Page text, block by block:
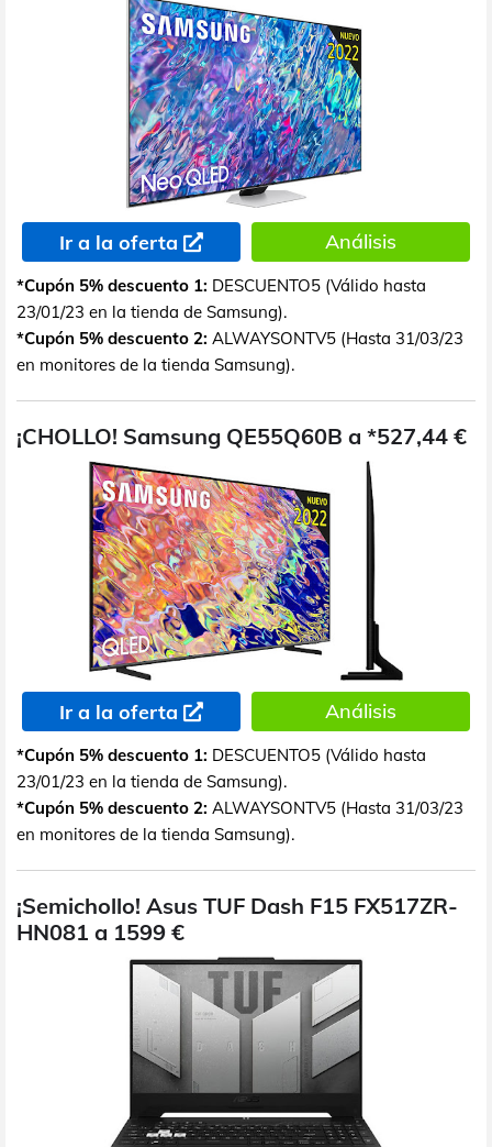
Ir a la oferta Análisis
*Cupón 5% descuento 1: DESCUENTO5 (Válido hasta
23/01/23 en la tienda de Samsung).
*Cupón 5% descuento 2: ALWAYSONTV5 (Hasta 31/03/23
en monitores de la tienda Samsung).
¡CHOLLO! Samsung QE55Q60B a *527,44 €
Ir a la oferta Análisis
*Cupón 5% descuento 1: DESCUENTO5 (Válido hasta
23/01/23 en la tienda de Samsung).
*Cupón 5% descuento 2: ALWAYSONTV5 (Hasta 31/03/23
en monitores de la tienda Samsung).
¡Semichollo! Asus TUF Dash F15 FX517ZR-
HN081 a 1599 €